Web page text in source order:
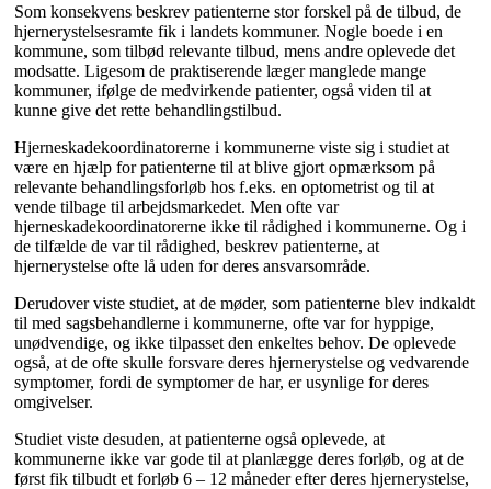
Som konsekvens beskrev patienterne stor forskel på de tilbud, de
hjernerystelsesramte fik i landets kommuner. Nogle boede i en
kommune, som tilbød relevante tilbud, mens andre oplevede det
modsatte. Ligesom de praktiserende læger manglede mange
kommuner, ifølge de medvirkende patienter, også viden til at
kunne give det rette behandlingstilbud.
Hjerneskadekoordinatorerne i kommunerne viste sig i studiet at
være en hjælp for patienterne til at blive gjort opmærksom på
relevante behandlingsforløb hos f.eks. en optometrist og til at
vende tilbage til arbejdsmarkedet. Men ofte var
hjerneskadekoordinatorerne ikke til rådighed i kommunerne. Og i
de tilfælde de var til rådighed, beskrev patienterne, at
hjernerystelse ofte lå uden for deres ansvarsområde.
Derudover viste studiet, at de møder, som patienterne blev indkaldt
til med sagsbehandlerne i kommunerne, ofte var for hyppige,
unødvendige, og ikke tilpasset den enkeltes behov. De oplevede
også, at de ofte skulle forsvare deres hjernerystelse og vedvarende
symptomer, fordi de symptomer de har, er usynlige for deres
omgivelser.
Studiet viste desuden, at patienterne også oplevede, at
kommunerne ikke var gode til at planlægge deres forløb, og at de
først fik tilbudt et forløb 6 – 12 måneder efter deres hjernerystelse,